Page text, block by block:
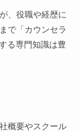
、役職や経歴に
で「カウンセラ
る専門知識は豊
概要やスクール